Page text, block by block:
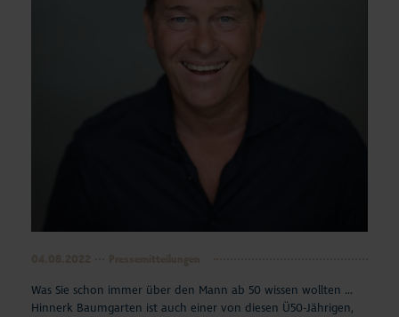
Was Sie schon immer über den Mann ab 50 wissen wollten ...
Hinnerk Baumgarten ist auch einer von diesen Ü50-Jährigen,